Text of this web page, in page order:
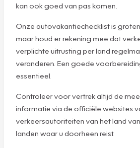
kan ook goed van pas komen.
Onze autovakantiechecklist is
maar houd er rekening mee dat
verplichte uitrusting per land
veranderen. Een goede
essentieel.
Controleer voor vertrek altijd de
informatie via de officiële websites
verkeersautoriteiten van het land
landen waar u doorheen reist.